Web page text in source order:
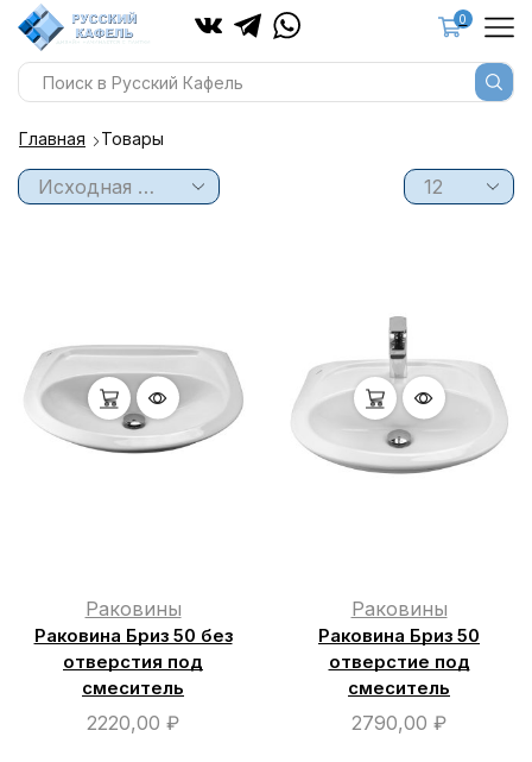
0
Главная Товары
Раковины
Раковина Бриз 50 без
отверстия под
смеситель
2220,00 ₽
Раковины
Раковина Бриз 50
отверстие под
смеситель
2790,00 ₽